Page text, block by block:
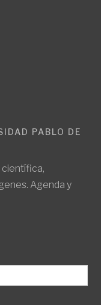
PABLO DE
científica,
Agenda y